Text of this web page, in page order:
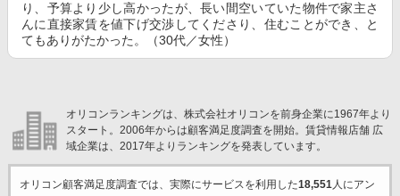
り、予算より少し高かったが、長い間空いていた物件で家主さ
んに直接家賃を値下げ交渉してくださり、住むことができ、と
てもありがたかった。（30代／女性）
オリコンランキングは、株式会社オリコンを前身企業に1967年より
スタート。2006年からは顧客満足度調査を開始。賃貸情報店舗 広
域企業は、2017年よりランキングを発表しています。
オリコン顧客満足度調査では、実際にサービスを利用した18,551人にアン